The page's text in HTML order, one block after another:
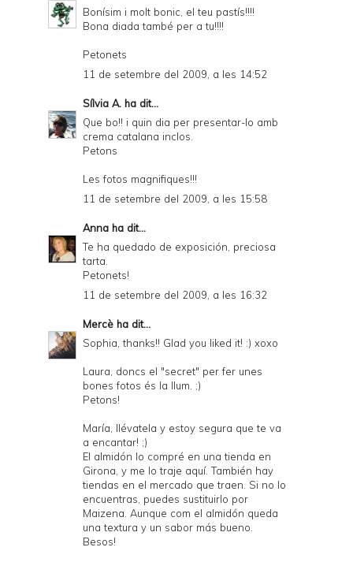
Bonísim i molt bonic, el teu pastís!!!!
Bona diada també per a tu!!!!
Petonets
11 de setembre del 2009, a les 14:52
Sílvia A. ha dit...
Que bo!! i quin dia per presentar-lo amb
crema catalana inclos.
Petons
Les fotos magnifiques!!!
11 de setembre del 2009, a les 15:58
Anna ha dit...
Te ha quedado de exposición, preciosa
tarta.
Petonets!
11 de setembre del 2009, a les 16:32
Mercè ha dit...
Sophia, thanks!! Glad you liked it! :) xoxo
Laura, doncs el "secret" per fer unes
bones fotos és la llum. ;)
Petons!
María, llévatela y estoy segura que te va
a encantar! ;)
El almidón lo compré en una tienda en
Girona, y me lo traje aquí. También hay
tiendas en el mercado que traen. Si no lo
encuentras, puedes sustituirlo por
Maizena. Aunque com el almidón queda
una textura y un sabor más bueno.
Besos!